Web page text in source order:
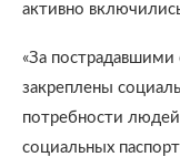
активно
«За
закреплены
потребности
социальных